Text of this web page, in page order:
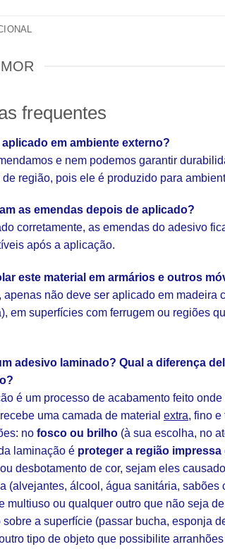
frequentes
aplicado em ambiente externo?
e nem podemos garantir
de região, pois ele é produzido para
as emendas depois de aplicado?
corretamente, as emendas do adesivo
após a aplicação.
este material em armários e outros
apenas não deve ser aplicado em madeira
em superfícies com ferrugem ou regiões
adesivo laminado? Qual a diferença
é um processo de acabamento feito
uma camada de material extra, fino e
no fosco ou brilho (à sua escolha, no
laminação é proteger a região
desbotamento de cor, sejam eles
(alvejantes, álcool, água sanitária, sabões
multiuso ou qualquer outro que não seja
sobre a superfície (passar bucha, esponja
tipo de objeto que possibilite